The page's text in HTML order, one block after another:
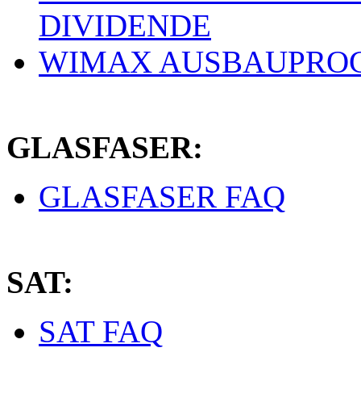
DIVIDENDE
WIMAX
GLASFASER:
GLASFASER FAQ
SAT:
SAT FAQ